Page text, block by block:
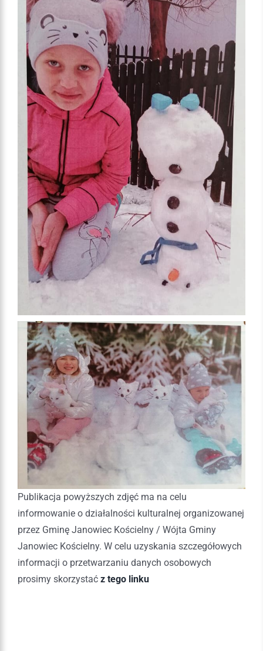
Publikacja powyższych zdjęć ma na celu
informowanie o działalności kulturalnej organizowanej
przez Gminę Janowiec Kościelny / Wójta Gminy
Janowiec Kościelny. W celu uzyskania szczegółowych
informacji o przetwarzaniu danych osobowych
prosimy skorzystać z tego linku